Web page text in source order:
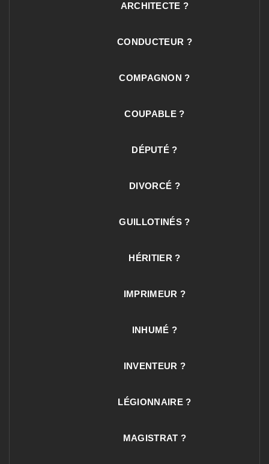
ARCHITECTE ?
CONDUCTEUR ?
COMPAGNON ?
COUPABLE ?
DÉPUTÉ ?
DIVORCÉ ?
GUILLOTINÉS ?
HÉRITIER ?
IMPRIMEUR ?
INHUMÉ ?
INVENTEUR ?
LÉGIONNAIRE ?
MAGISTRAT ?